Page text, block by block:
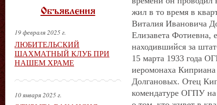
жил в то время в
Виталия Ивановича
Елизавета Фотиевна,
находившийся за
15 марта 1933 года
иеромонаха
Долгановых. Отец
комендатуре ОГПУ на
Объявления
19 февраля 2025 г.
ЛЮБИТЕЛЬСКИЙ
ШАХМАТНЫЙ КЛУБ ПРИ
НАШЕМ ХРАМЕ
10 января 2025 г.